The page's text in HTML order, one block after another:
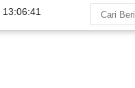
13:06:42